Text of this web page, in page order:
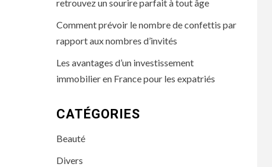
retrouvez un sourire parfait à tout âge
Comment prévoir le nombre de confettis par
rapport aux nombres d’invités
Les avantages d’un investissement
immobilier en France pour les expatriés
CATÉGORIES
Beauté
Divers